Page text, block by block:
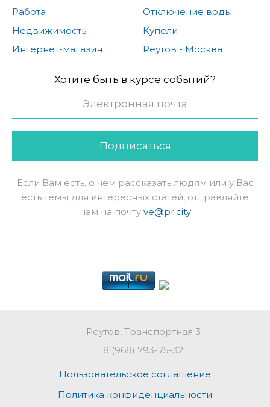
Работа
Недвижимость
Интернет-магазин
Отключение воды
Купели
Реутов - Москва
Хотите быть в курсе событий?
Подписаться
Если Вам есть, о чем рассказать людям или у Вас
есть темы для интересных статей, отправляйте
нам на почту ve@pr.city
Реутов, Транспортная 3
8 (968) 793-75-32
Пользовательское соглашение
Политика конфиденциальности